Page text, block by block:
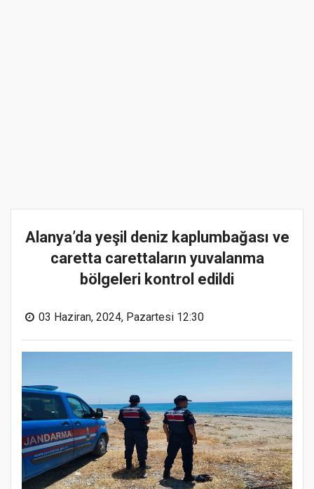
Alanya’da yeşil deniz kaplumbağası ve
caretta carettaların yuvalanma
bölgeleri kontrol edildi
03 Haziran, 2024, Pazartesi 12:30